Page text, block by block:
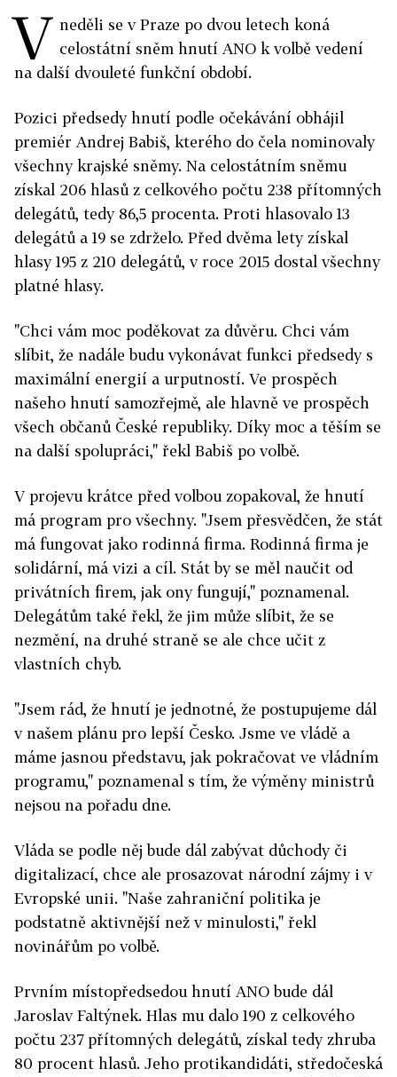
V neděli se v Praze po dvou letech koná
celostátní sněm hnutí ANO k volbě vedení
na další dvouleté funkční období.
Pozici předsedy hnutí podle očekávání obhájil
premiér Andrej Babiš, kterého do čela nominovaly
všechny krajské sněmy. Na celostátním sněmu
získal 206 hlasů z celkového počtu 238 přítomných
delegátů, tedy 86,5 procenta. Proti hlasovalo 13
delegátů a 19 se zdrželo. Před dvěma lety získal
hlasy 195 z 210 delegátů, v roce 2015 dostal všechny
platné hlasy.
"Chci vám moc poděkovat za důvěru. Chci vám
slíbit, že nadále budu vykonávat funkci předsedy s
maximální energií a urputností. Ve prospěch
našeho hnutí samozřejmě, ale hlavně ve prospěch
všech občanů České republiky. Díky moc a těším se
na další spolupráci," řekl Babiš po volbě.
V projevu krátce před volbou zopakoval, že hnutí
má program pro všechny. "Jsem přesvědčen, že stát
má fungovat jako rodinná firma. Rodinná firma je
solidární, má vizi a cíl. Stát by se měl naučit od
privátních firem, jak ony fungují," poznamenal.
Delegátům také řekl, že jim může slíbit, že se
nezmění, na druhé straně se ale chce učit z
vlastních chyb.
"Jsem rád, že hnutí je jednotné, že postupujeme dál
v našem plánu pro lepší Česko. Jsme ve vládě a
máme jasnou představu, jak pokračovat ve vládním
programu," poznamenal s tím, že výměny ministrů
nejsou na pořadu dne.
Vláda se podle něj bude dál zabývat důchody či
digitalizací, chce ale prosazovat národní zájmy i v
Evropské unii. "Naše zahraniční politika je
podstatně aktivnější než v minulosti," řekl
novinářům po volbě.
Prvním místopředsedou hnutí ANO bude dál
Jaroslav Faltýnek. Hlas mu dalo 190 z celkového
počtu 237 přítomných delegátů, získal tedy zhruba
80 procent hlasů. Jeho protikandidáti, středočeská